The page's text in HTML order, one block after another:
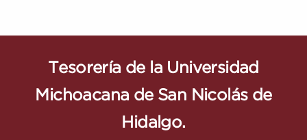
Tesorería de la Universidad
Michoacana de San Nicolás de
Hidalgo.